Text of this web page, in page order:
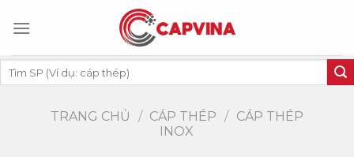
Tìm
kiếm:
TRANG CHỦ / CÁP THÉP / CÁP THÉP
INOX